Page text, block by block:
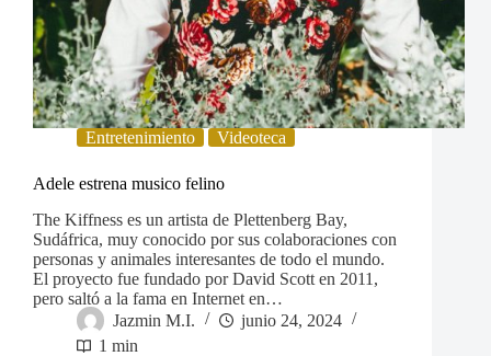
Entretenimiento Videoteca
Adele estrena musico felino
The Kiffness es un artista de Plettenberg Bay,
Sudáfrica, muy conocido por sus colaboraciones con
personas y animales interesantes de todo el mundo.
El proyecto fue fundado por David Scott en 2011,
pero saltó a la fama en Internet en…
Jazmin M.I.
junio 24, 2024
1 min